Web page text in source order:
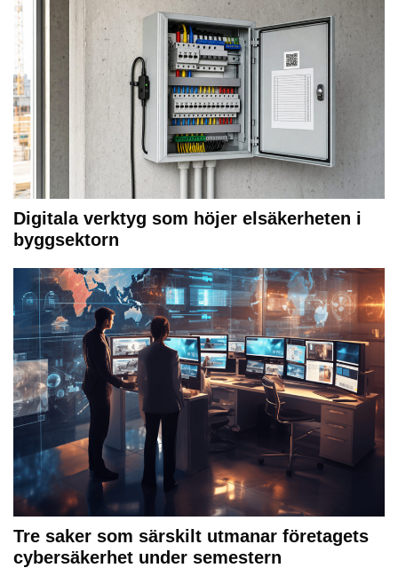
Digitala verktyg som höjer elsäkerheten i
byggsektorn
Tre saker som särskilt utmanar företagets
cybersäkerhet under semestern